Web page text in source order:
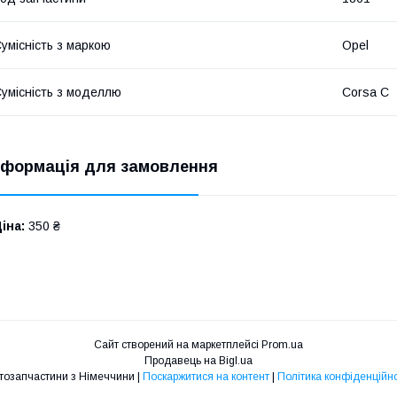
з маркою Opel
з моделлю Corsa C
для замовлення
350 ₴
Сайт створений на маркетплейсі Prom.ua
Продавець на Bigl.ua
Автозапчастини з Німеччини | Поскаржитися на контент | Політика